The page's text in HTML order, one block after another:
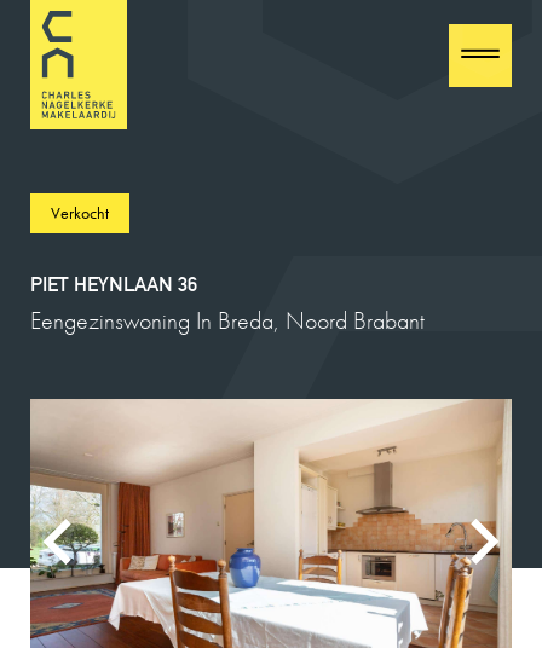
PIET HEYNLAAN 36
Eengezinswoning In Breda, Noord Brabant
Verkocht